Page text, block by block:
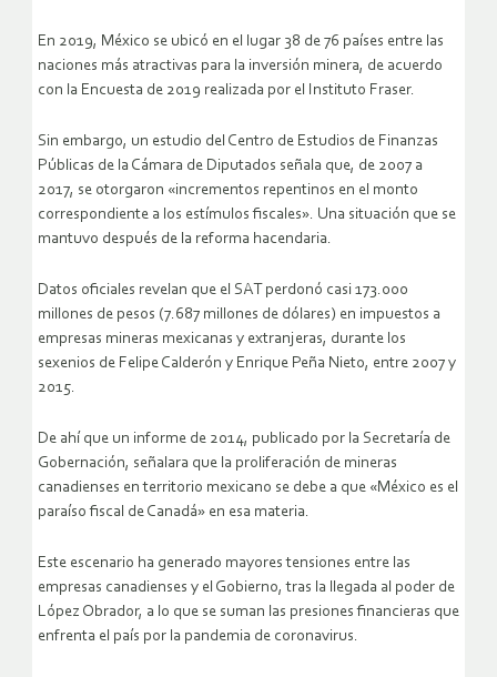
En 2019, México se ubicó en el lugar 38 de 76 países entre las
naciones más atractivas para la inversión minera, de acuerdo
con la Encuesta de 2019 realizada por el Instituto Fraser.
Sin embargo, un estudio del Centro de Estudios de Finanzas
Públicas de la Cámara de Diputados señala que, de 2007 a
2017, se otorgaron «incrementos repentinos en el monto
correspondiente a los estímulos fiscales». Una situación que se
mantuvo después de la reforma hacendaria.
Datos oficiales revelan que el SAT perdonó casi 173.000
millones de pesos (7.687 millones de dólares) en impuestos a
empresas mineras mexicanas y extranjeras, durante los
sexenios de Felipe Calderón y Enrique Peña Nieto, entre 2007 y
2015.
De ahí que un informe de 2014, publicado por la Secretaría de
Gobernación, señalara que la proliferación de mineras
canadienses en territorio mexicano se debe a que «México es el
paraíso fiscal de Canadá» en esa materia.
Este escenario ha generado mayores tensiones entre las
empresas canadienses y el Gobierno, tras la llegada al poder de
López Obrador, a lo que se suman las presiones financieras que
enfrenta el país por la pandemia de coronavirus.